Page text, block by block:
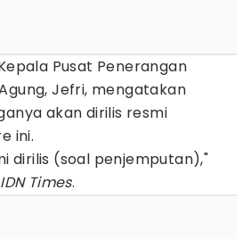
Pusat Penerangan
Jefri, mengatakan
akan dirilis resmi
ini.
dirilis (soal penjemputan),"
IDN Times.